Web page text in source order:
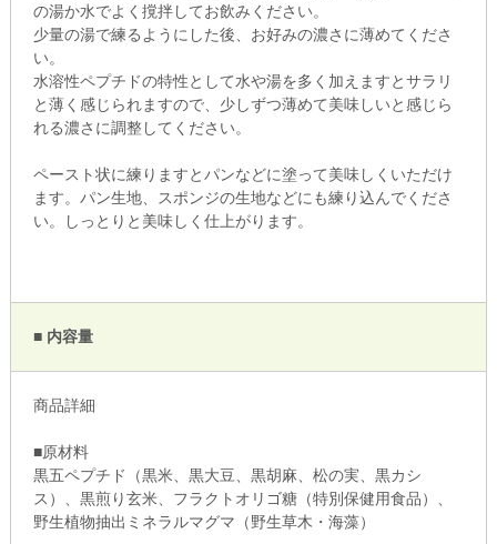
の湯か水でよく撹拌してお飲みください。
少量の湯で練るようにした後、お好みの濃さに薄めてくださ
い。
水溶性ペプチドの特性として水や湯を多く加えますとサラリ
と薄く感じられますので、少しずつ薄めて美味しいと感じら
れる濃さに調整してください。
ペースト状に練りますとパンなどに塗って美味しくいただけ
ます。パン生地、スポンジの生地などにも練り込んでくださ
い。しっとりと美味しく仕上がります。
■ 内容量
商品詳細
■原材料
黒五ペプチド（黒米、黒大豆、黒胡麻、松の実、黒カシ
ス）、黒煎り玄米、フラクトオリゴ糖（特別保健用食品）、
野生植物抽出ミネラルマグマ（野生草木・海藻）